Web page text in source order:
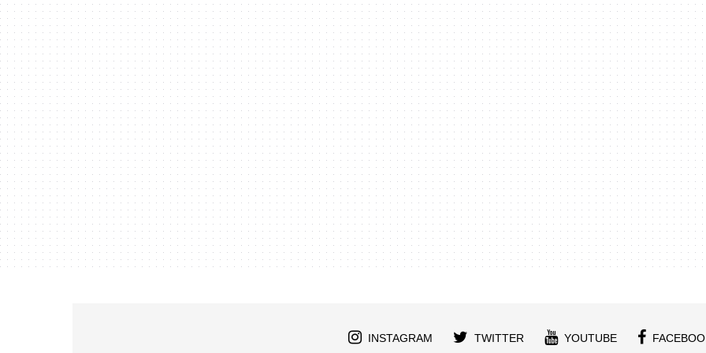
INSTAGRAM TWITTER YOUTUBE